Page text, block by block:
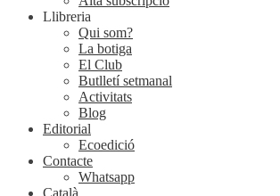
Llibreria
Qui som?
La botiga
El Club
Butlletí setmanal
Activitats
Blog
Editorial
Ecoedició
Contacte
Whatsapp
Català